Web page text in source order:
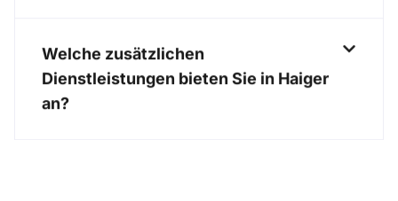
Welche zusätzlichen
Dienstleistungen bieten Sie in Haiger
an?